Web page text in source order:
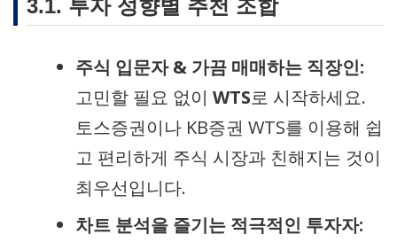
3.1. 투자 성향별 추천 조합
주식 입문자 & 가끔 매매하는 직장인:
고민할 필요 없이 WTS로 시작하세요.
토스증권이나 KB증권 WTS를 이용해 쉽
고 편리하게 주식 시장과 친해지는 것이
최우선입니다.
차트 분석을 즐기는 적극적인 투자자: